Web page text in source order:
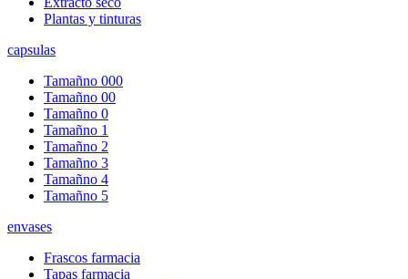
Plantas y tinturas
capsulas
Tamañno 000
Tamañno 00
Tamañno 0
Tamañno 1
Tamañno 2
Tamañno 3
Tamañno 4
Tamañno 5
envases
Frascos farmacia
Tapas farmacia